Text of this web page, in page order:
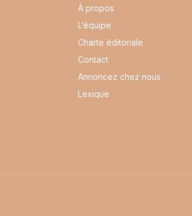
À propos
L’équipe
Charte éditoriale
Contact
Annoncez chez nous
Lexique